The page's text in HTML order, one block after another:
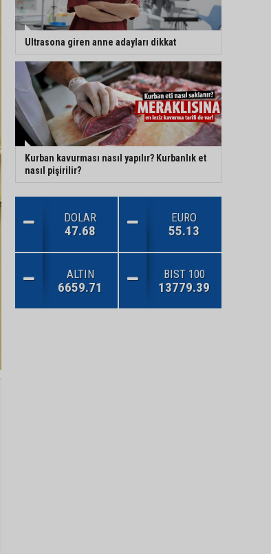
Ultrasona giren anne adayları dikkat
Kurban kavurması nasıl yapılır? Kurbanlık et
nasıl pişirilir?
DOLAR
47.68
EURO
55.13
ALTIN
6659.71
BIST 100
13779.39